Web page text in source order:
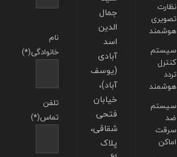
نام
خانوادگی(*)
تلفن
تماس(*)
جمال
الدین
اسد
آبادی
(یوسف
آباد)،
خیابان
فتحی
شقاقی،
پلاک
نظارت
تصویری
هوشمند
سیستم
کنترل
تردد
هوشمند
سیستم
ضد
سرقت
اماکن